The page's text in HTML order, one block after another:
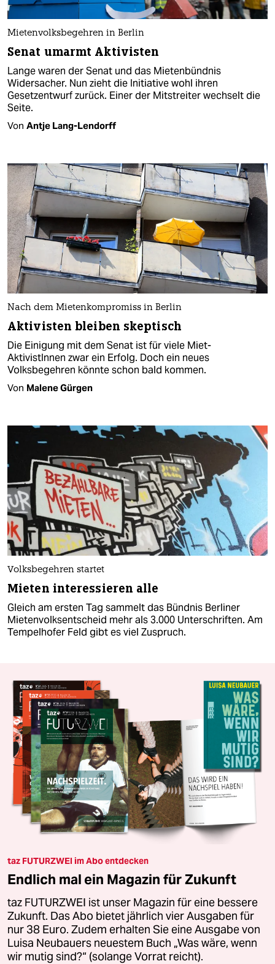
Mietenvolksbegehren in Berlin
Senat umarmt Aktivisten
Lange waren der Senat und das Mietenbündnis
Widersacher. Nun zieht die Initiative wohl ihren
Gesetzentwurf zurück. Einer der Mitstreiter wechselt die
Seite.
Von Antje Lang-Lendorff
Nach dem Mietenkompromiss in Berlin
Aktivisten bleiben skeptisch
Die Einigung mit dem Senat ist für viele Miet-
AktivistInnen zwar ein Erfolg. Doch ein neues
Volksbegehren könnte schon bald kommen.
Von Malene Gürgen
Volksbegehren startet
Mieten interessieren alle
Gleich am ersten Tag sammelt das Bündnis Berliner
Mietenvolksentscheid mehr als 3.000 Unterschriften. Am
Tempelhofer Feld gibt es viel Zuspruch.
taz FUTURZWEI im Abo entdecken
Endlich mal ein Magazin für Zukunft
taz FUTURZWEI ist unser Magazin für eine bessere
Zukunft. Das Abo bietet jährlich vier Ausgaben für
nur 38 Euro. Zudem erhalten Sie eine Ausgabe von
Luisa Neubauers neuestem Buch „Was wäre, wenn
wir mutig sind?“ (solange Vorrat reicht).